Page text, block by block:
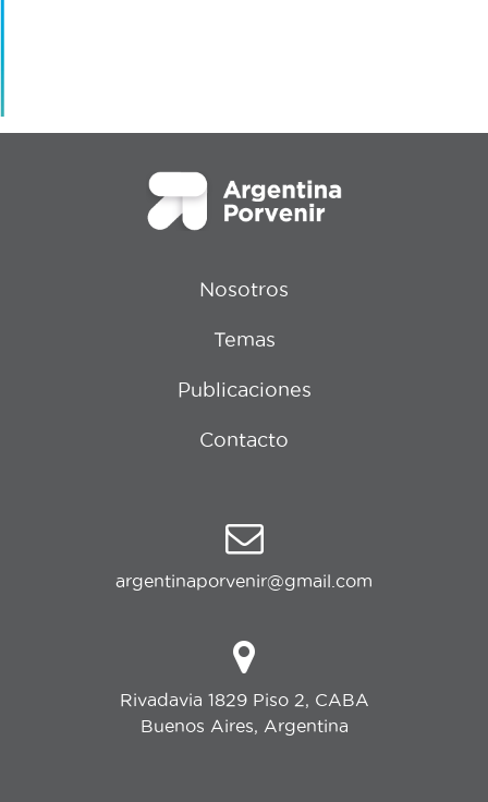
Nosotros
Temas
Publicaciones
Contacto
argentinaporvenir@gmail.com
Rivadavia 1829 Piso 2, CABA
Buenos Aires, Argentina